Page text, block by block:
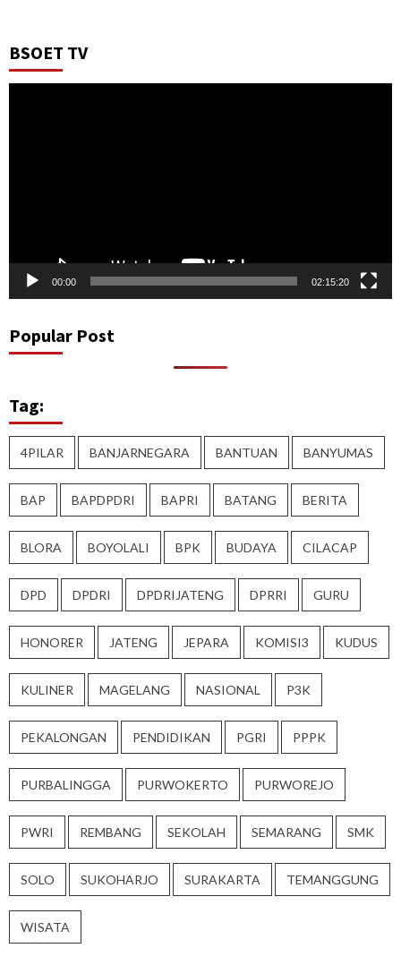
BSOET TV
00:00 02:15:20
Popular Post
Tag:
4PILAR BANJARNEGARA BANTUAN BANYUMAS
BAP BAPDPDRI BAPRI BATANG BERITA
BLORA BOYOLALI BPK BUDAYA CILACAP
DPD DPDRI DPDRIJATENG DPRRI GURU
HONORER JATENG JEPARA KOMISI3 KUDUS
KULINER MAGELANG NASIONAL P3K
PEKALONGAN PENDIDIKAN PGRI PPPK
PURBALINGGA PURWOKERTO PURWOREJO
PWRI REMBANG SEKOLAH SEMARANG SMK
SOLO SUKOHARJO SURAKARTA TEMANGGUNG
WISATA